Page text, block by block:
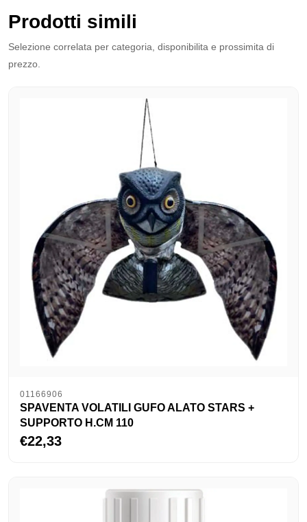
Prodotti simili
Selezione correlata per categoria, disponibilita e prossimita di
prezzo.
01166906
SPAVENTA VOLATILI GUFO ALATO STARS +
SUPPORTO H.CM 110
€22,33